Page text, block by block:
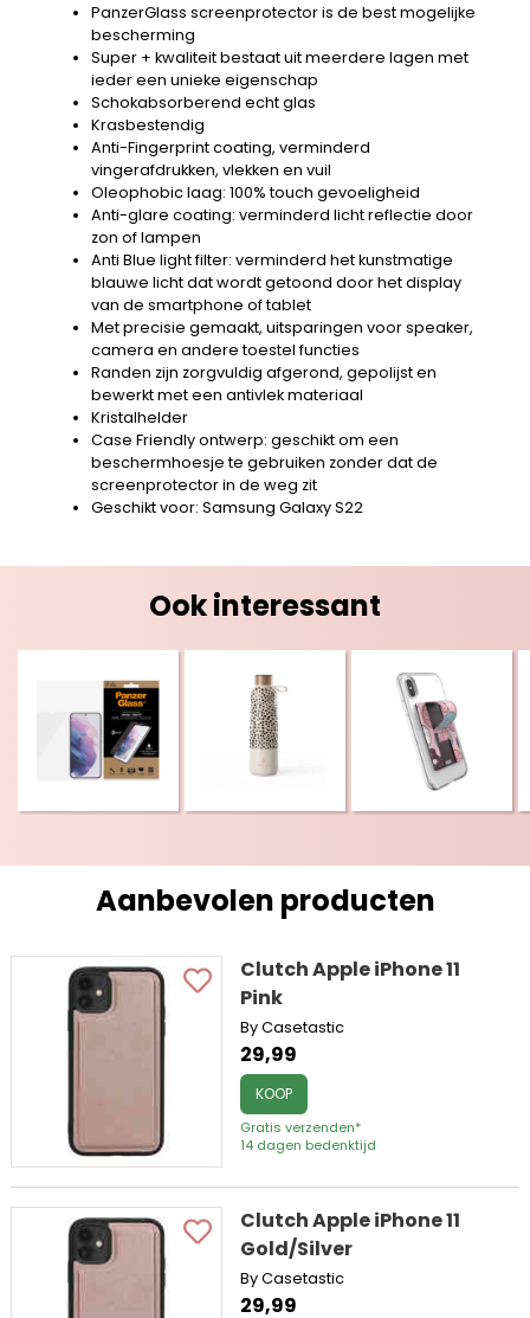
PanzerGlass screenprotector is de best mogelijke
bescherming
Super + kwaliteit bestaat uit meerdere lagen met
ieder een unieke eigenschap
Schokabsorberend echt glas
Krasbestendig
Anti-Fingerprint coating, verminderd
vingerafdrukken, vlekken en vuil
Oleophobic laag: 100% touch gevoeligheid
Anti-glare coating: verminderd licht reflectie door
zon of lampen
Anti Blue light filter: verminderd het kunstmatige
blauwe licht dat wordt getoond door het display
van de smartphone of tablet
Met precisie gemaakt, uitsparingen voor speaker,
camera en andere toestel functies
Randen zijn zorgvuldig afgerond, gepolijst en
bewerkt met een antivlek materiaal
Kristalhelder
Case Friendly ontwerp: geschikt om een
beschermhoesje te gebruiken zonder dat de
screenprotector in de weg zit
Geschikt voor: Samsung Galaxy S22
Ook interessant
Aanbevolen producten
Clutch Apple iPhone 11
Pink
By Casetastic
29,99
KOOP
Gratis verzenden*
14 dagen bedenktijd
Clutch Apple iPhone 11
Gold/Silver
By Casetastic
29,99